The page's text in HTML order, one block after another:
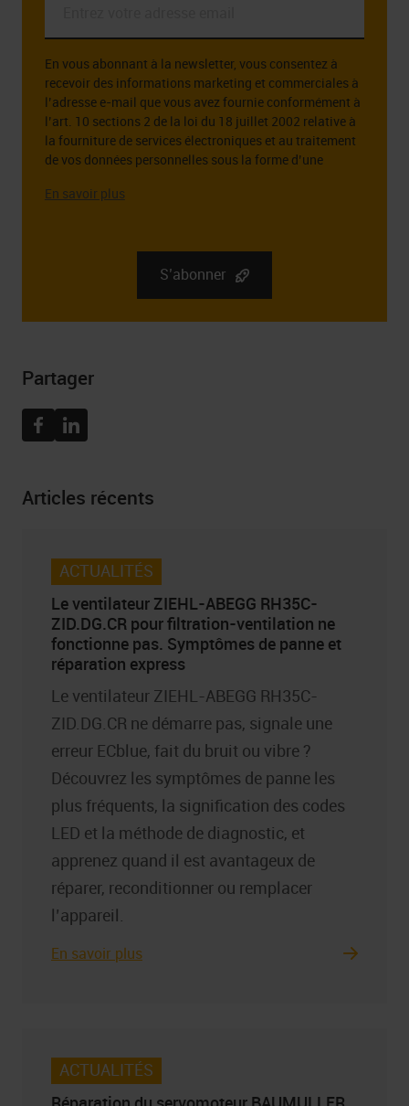
email
*
En vous abonnant à la newsletter, vous consentez à
recevoir des informations marketing et commerciales à
l’adresse e-mail que vous avez fournie conformément à
l’art. 10 sections 2 de la loi du 18 juillet 2002 relative à
la fourniture de services électroniques et au traitement
de vos données personnelles sous la forme d’une
Sp. k., st. Dlugosza 2-6, 51 – 162 Wrocław. Des
informations complètes sur l’administrateur de vos
S’abonner
Partager
FacebookLinkedin
Articles récents
ACTUALITÉS
Le ventilateur ZIEHL-ABEGG RH35C-
ZID.DG.CR pour filtration-ventilation ne
fonctionne pas. Symptômes de panne et
réparation express
Le ventilateur ZIEHL-ABEGG RH35C-
ZID.DG.CR ne démarre pas, signale une
erreur ECblue, fait du bruit ou vibre ?
Découvrez les symptômes de panne les
plus fréquents, la signification des codes
LED et la méthode de diagnostic, et
apprenez quand il est avantageux de
réparer, reconditionner ou remplacer
l’appareil.
En savoir plus
ACTUALITÉS